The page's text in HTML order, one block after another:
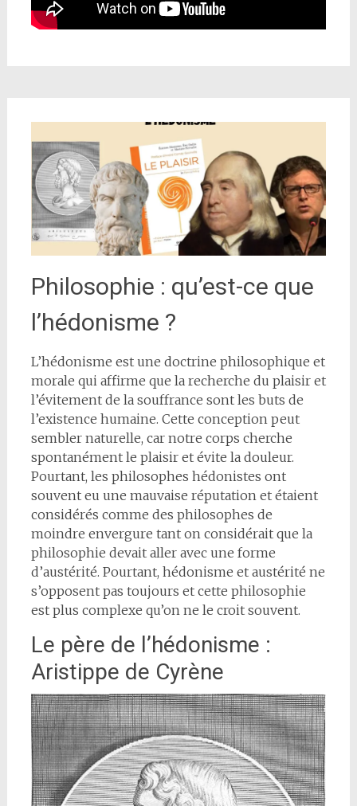
Philosophie : qu’est-ce que
l’hédonisme ?
L’hédonisme est une doctrine philosophique et
morale qui affirme que la recherche du plaisir et
l’évitement de la souffrance sont les buts de
l’existence humaine. Cette conception peut
sembler naturelle, car notre corps cherche
spontanément le plaisir et évite la douleur.
Pourtant, les philosophes hédonistes ont
souvent eu une mauvaise réputation et étaient
considérés comme des philosophes de
moindre envergure tant on considérait que la
philosophie devait aller avec une forme
d’austérité. Pourtant, hédonisme et austérité ne
s’opposent pas toujours et cette philosophie
est plus complexe qu’on ne le croit souvent.
Le père de l’hédonisme :
Aristippe de Cyrène